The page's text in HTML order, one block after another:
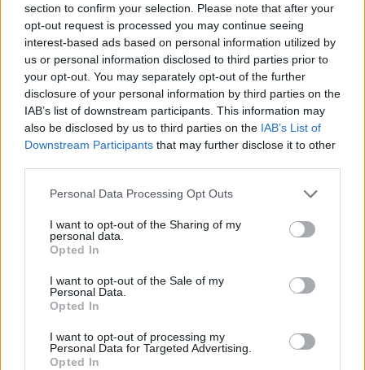
section to confirm your selection. Please note that after your
opt-out request is processed you may continue seeing
interest-based ads based on personal information utilized by
us or personal information disclosed to third parties prior to
your opt-out. You may separately opt-out of the further
disclosure of your personal information by third parties on the
IAB’s list of downstream participants. This information may
also be disclosed by us to third parties on the IAB’s List of
Downstream Participants that may further disclose it to other
Please note that this website/app uses one or more Google
not limited to your visit or usage behaviour. You may click to
grant or deny consent to Google and its third-party tags to
use your data for below specified purposes in below Google
consent section.
Personal Data Processing Opt Outs
I want to opt-out of the Sharing of my
personal data.
Opted In
I want to opt-out of the Sale of my
Personal Data.
Opted In
I want to opt-out of processing my
Personal Data for Targeted Advertising.
Opted In
AJÁNLJUK MÉG
Helyi hírek
Felújított üzletet nyitott Szekszárdon az Auchan